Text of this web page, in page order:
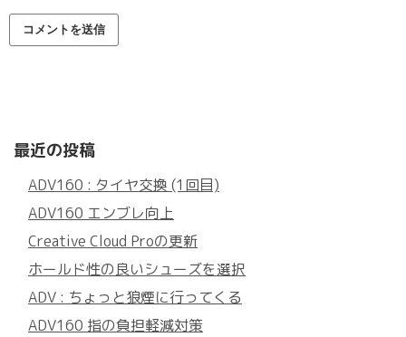
最近の投稿
ADV160 : タイヤ交換 (1回目)
ADV160 エンブレ向上
Creative Cloud Proの更新
ホールド性の良いシューズを選択
ADV : ちょっと狼煙に行ってくる
ADV160 指の負担軽減対策